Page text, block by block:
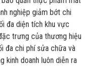
nghiệp giảm bớt chi
đa diện tích khu vực
trưng của thương hiệu
đa chi phí sửa chữa và
kinh doanh luôn diễn ra